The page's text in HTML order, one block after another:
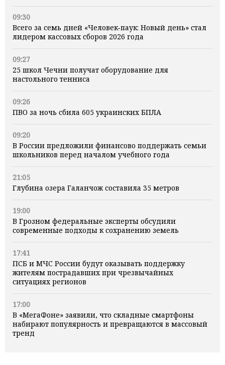
09:30
Всего за семь дней «Человек‑паук: Новый день» стал
лидером кассовых сборов 2026 года
09:27
25 школ Чечни получат оборудование для
настольного тенниса
09:26
ПВО за ночь сбила 605 украинских БПЛА
09:20
В России предложили финансово поддержать семьи
школьников перед началом учебного года
21:05
Глубина озера Галанчож составила 35 метров
19:00
В Грозном федеральные эксперты обсудили
современные подходы к сохранению земель
17:41
ПСБ и МЧС России будут оказывать поддержку
жителям пострадавших при чрезвычайных
ситуациях регионов
17:00
В «МегаФоне» заявили, что складные смартфоны
набирают популярность и превращаются в массовый
тренд